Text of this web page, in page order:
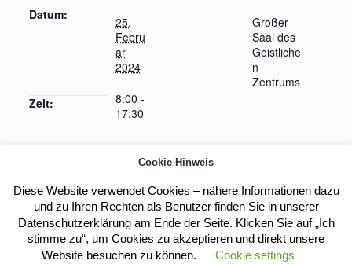
Datum:
25.
Febru
ar
2024
Zeit:
8:00 -
17:30
Großer
Saal des
Geistliche
n
Zentrums
EvenSong – Musikalisches Gebet zur
Nacht
Heilige Messe
Cookie Hinweis
Diese Website verwendet Cookies – nähere Informationen dazu
und zu Ihren Rechten als Benutzer finden Sie in unserer
Datenschutzerklärung am Ende der Seite. Klicken Sie auf „Ich
stimme zu“, um Cookies zu akzeptieren und direkt unsere
Website besuchen zu können.
Cookie settings